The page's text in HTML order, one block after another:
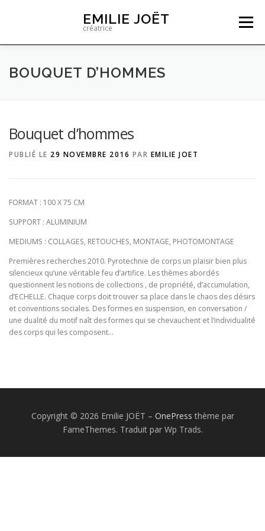
EMILIE JOËT
créatrice
Menu
CRÉATIONS GRAPHIQUES
BOUQUET D’HOMMES
Bouquet d’hommes
PUBLIÉ LE 29 NOVEMBRE 2016 PAR EMILIE JOET
FORMAT : 100 X 75 CM
SUPPORT : ALUMINIUM
MEDIUMS : COLLAGES, RETOUCHES, MONTAGE, PHOTOMONTAGE
Premières recherches 2010. Pyrotechnie de corps un plaisir bien plus
silencieux qu’une véritable feu d’artifice. Les thèmes abordés
questionnent les notions de collections , de propriété, d’accumulation,
d’ECHELLE. Chaque corps doit trouver sa place dans le chaos des désirs
et conventions sociales. Des formes en suspension, en conversation /
une dualité du motif naît des formes qui se chevauchent et l’individualité
des corps qui les composent…
Copyright © 2026 Emilie JOËT – OnePress thème par
FameThemes. Traduit par Wp Trads.